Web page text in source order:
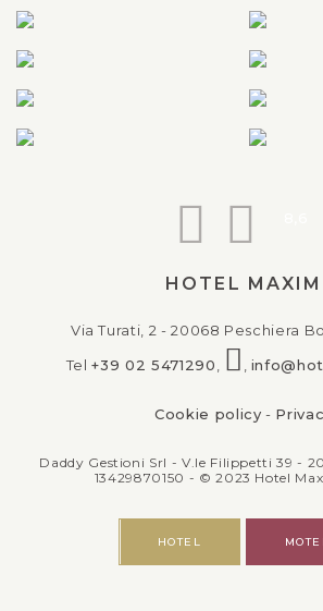
HOTEL MAXIM
Via Turati, 2 - 20068 Peschiera
Tel+39 02 5471290
Cookie policy -
Daddy Gestioni Srl - V.le Filippetti 39 -
13429870150 - © 2023 Hotel
HOTEL